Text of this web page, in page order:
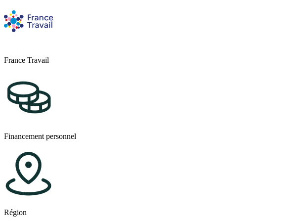
Cv, book, portfolio...
Communication et marketing digital (réseaux sociaux, site internet...)
France Travail
Financement personnel
Région